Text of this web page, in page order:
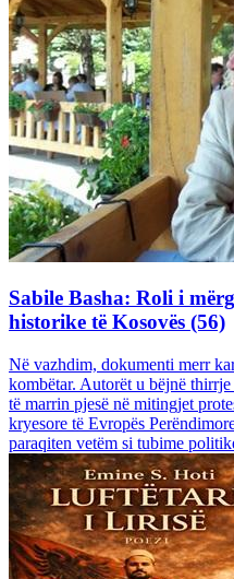
Sabile Basha: Roli i
historike të Kosovës (56)
Në vazhdim, dokumenti merr
kombëtar. Autorët u bëjnë
të marrin pjesë në mitingjet
kryesore të Evropës
paraqiten vetëm si tubime